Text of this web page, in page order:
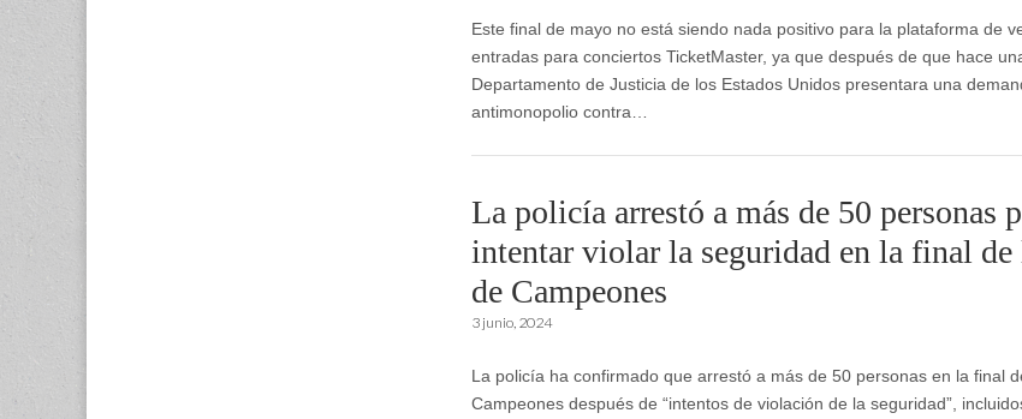
Este final de mayo no está siendo nada positivo para la plataforma de
entradas para conciertos TicketMaster, ya que después de que hace
Departamento de Justicia de los Estados Unidos presentara una
antimonopolio contra…
La policía arrestó a más de 50 personas
intentar violar la seguridad en la final
de Campeones
3 junio, 2024
La policía ha confirmado que arrestó a más de 50 personas en la final
Campeones después de “intentos de violación de la seguridad”,